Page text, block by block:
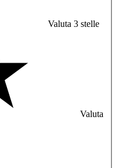
Valuta 3 stelle
Valuta